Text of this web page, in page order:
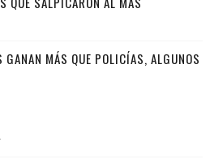
GANAN MÁS QUE POLICÍAS, ALGUNOS